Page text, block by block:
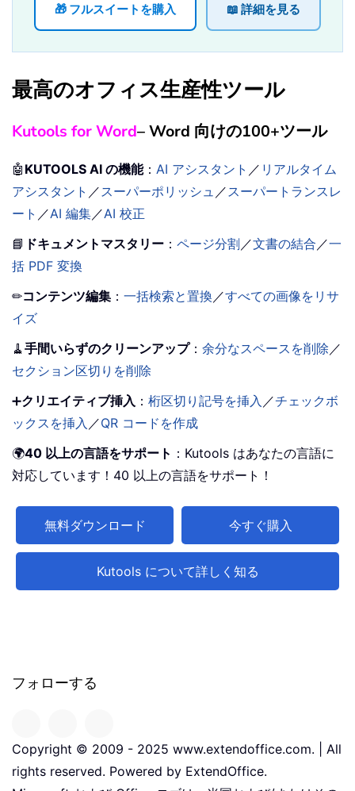
🎁 フルスイートを購入 📖 詳細を見る
最高のオフィス生産性ツール
Kutools for Word– Word 向けの100+ツール
🤖 KUTOOLS AI の機能： AI アシスタント ／ リアルタイム
アシスタント ／ スーパーポリッシュ ／ スーパートランスレ
ート ／AI 編集／AI 校正
📘 ドキュメントマスタリー ： ページ分割 ／文書の結合 ／一
括 PDF 変換
✏コンテンツ編集 ： 一括検索と置換 ／すべての画像をリサ
イズ
🧹 手間いらずのクリーンアップ： 余分なスペースを削除 ／
セクション区切りを削除
➕クリエイティブ挿入 ： 桁区切り記号を挿入 ／チェックボ
ックスを挿入 ／QR コードを作成
🌍40 以上の言語をサポート ：Kutools はあなたの言語に
対応しています！40 以上の言語をサポート！
無料ダウンロード 今すぐ購入
Kutools について詳しく知る
フォローする
Copyright © 2009 - 2025 www.extendoffice.com. | All
rights reserved. Powered by ExtendOffice.